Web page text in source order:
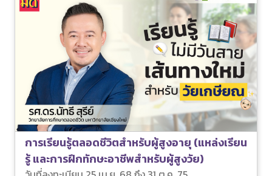
การเรียนรู้ตลอดชีวิตสำหรับผู้สูงอายุ (แหล่งเรียน
รู้ และการฝึกทักษะอาชีพสำหรับผู้สูงวัย)